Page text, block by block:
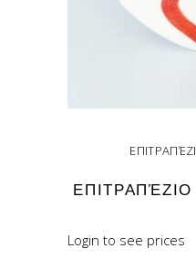
Login to see prices